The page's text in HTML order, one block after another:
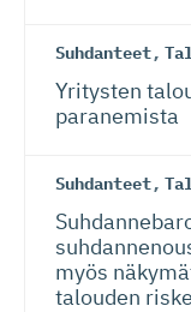
Suhdanteet,
Yritysten
paranemista
Suhdanteet,
myös
talouden